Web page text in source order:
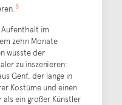
8
im
zehn Monate
wusste der
zu inszenieren:
Genf, der lange in
Kostüme und einen
ein großer Künstler